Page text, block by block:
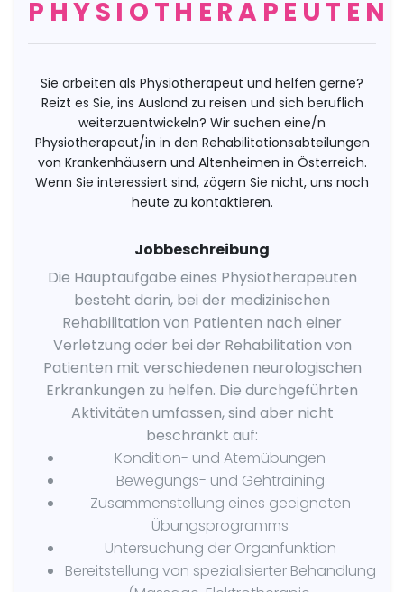
PHYSIOTHERAPEUTEN
Sie arbeiten als Physiotherapeut und helfen gerne?
Reizt es Sie, ins Ausland zu reisen und sich beruflich
weiterzuentwickeln? Wir suchen eine/n
Physiotherapeut/in in den Rehabilitationsabteilungen
von Krankenhäusern und Altenheimen in Österreich.
Wenn Sie interessiert sind, zögern Sie nicht, uns noch
heute zu kontaktieren.
Jobbeschreibung
Die Hauptaufgabe eines Physiotherapeuten
besteht darin, bei der medizinischen
Rehabilitation von Patienten nach einer
Verletzung oder bei der Rehabilitation von
Patienten mit verschiedenen neurologischen
Erkrankungen zu helfen. Die durchgeführten
Aktivitäten umfassen, sind aber nicht
beschränkt auf:
Kondition- und Atemübungen
Bewegungs- und Gehtraining
Zusammenstellung eines geeigneten
Übungsprogramms
Untersuchung der Organfunktion
Bereitstellung von spezialisierter Behandlung